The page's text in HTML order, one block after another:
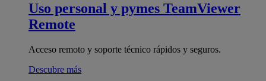
Uso personal y pymes TeamViewer
Remote
Acceso remoto y soporte técnico rápidos y seguros.
Descubre más